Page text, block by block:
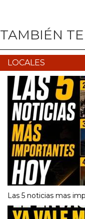
TAMBIÉN
LOCALES
Las 5 noticias mas